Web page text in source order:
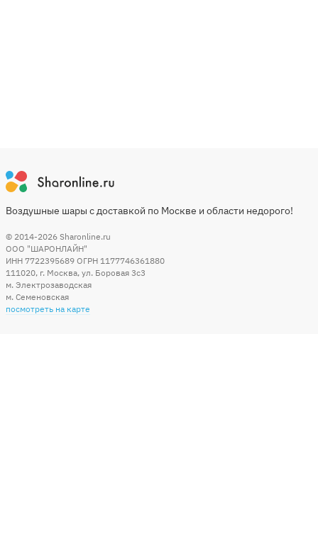
Воздушные шары с доставкой по Москве и области недорого!
© 2014-2026 Sharonline.ru
ООО "ШАРОНЛАЙН"
ИНН 7722395689 ОГРН 1177746361880
111020, г. Москва, ул. Боровая 3c3
м. Электрозаводская
м. Семеновская
посмотреть на карте